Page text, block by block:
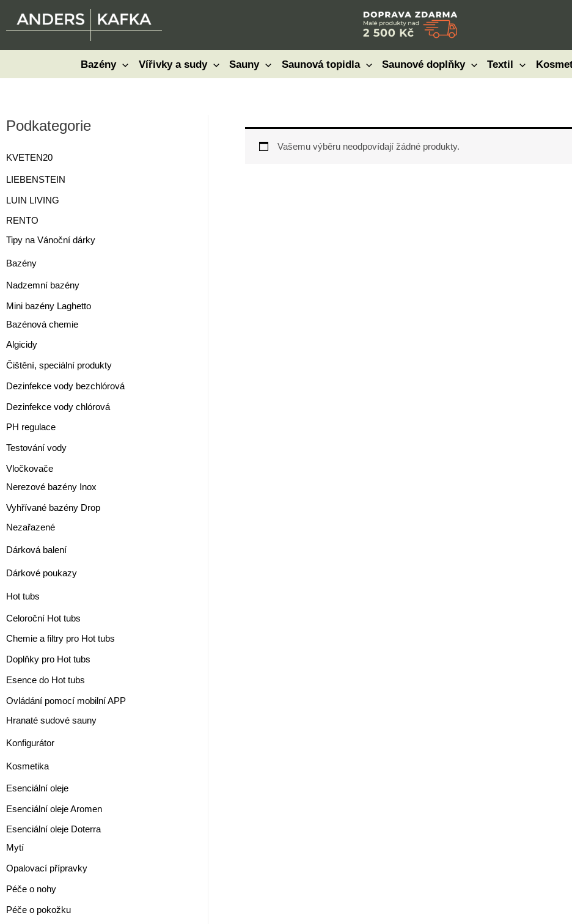
Bazény Vířivky a sudy Sauny Saunová topidla Saunové doplňky Textil
Podkategorie
KVETEN20
LIEBENSTEIN
LUIN LIVING
RENTO
Tipy na Vánoční dárky
Bazény
Nadzemní bazény
Mini bazény Laghetto
Bazénová chemie
Algicidy
Čištění, speciální produkty
Dezinfekce vody bezchlórová
Dezinfekce vody chlórová
PH regulace
Testování vody
Vločkovače
Nerezové bazény Inox
Vyhřívané bazény Drop
Nezařazené
Dárková balení
Dárkové poukazy
Hot tubs
Celoroční Hot tubs
Chemie a filtry pro Hot tubs
Doplňky pro Hot tubs
Esence do Hot tubs
Ovládání pomocí mobilní APP
Hranaté sudové sauny
Konfigurátor
Kosmetika
Esenciální oleje
Esenciální oleje Aromen
Esenciální oleje Doterra
Mytí
Opalovací přípravky
Péče o nohy
Péče o pokožku
Vašemu výběru neodpovídají žádné produkty.